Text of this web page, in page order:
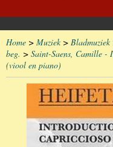
Home > Muziek> Bladmuziek
beg. > Saint-Saens, Camille -
(viool en piano)